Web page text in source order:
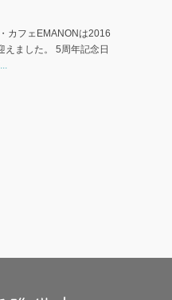
カフェEMANONは2016
ました。 5周年記念日
...